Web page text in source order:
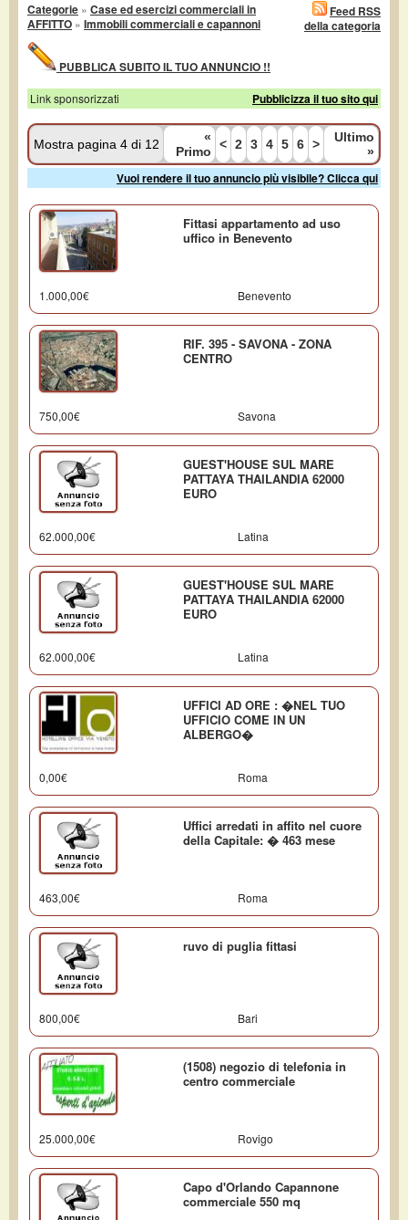
Categorie » Case ed esercizi commerciali in
AFFITTO » Immobili commerciali e capannoni
Feed RSS
della categoria
PUBBLICA SUBITO IL TUO ANNUNCIO !!
Link sponsorizzati Pubblicizza il tuo sito qui
Mostra pagina 4 di 12
«
Primo
< 2 3 4 5 6 >
Ultimo
»
Vuoi rendere il tuo annuncio più visibile? Clicca qui
Fittasi appartamento ad uso
uffico in Benevento
1.000,00€ Benevento
RIF. 395 - SAVONA - ZONA
CENTRO
750,00€ Savona
GUEST'HOUSE SUL MARE
PATTAYA THAILANDIA 62000
EURO
62.000,00€ Latina
GUEST'HOUSE SUL MARE
PATTAYA THAILANDIA 62000
EURO
62.000,00€ Latina
UFFICI AD ORE : �NEL TUO
UFFICIO COME IN UN
ALBERGO�
0,00€ Roma
Uffici arredati in affito nel cuore
della Capitale: � 463 mese
463,00€ Roma
ruvo di puglia fittasi
800,00€ Bari
(1508) negozio di telefonia in
centro commerciale
25.000,00€ Rovigo
Capo d'Orlando Capannone
commerciale 550 mq